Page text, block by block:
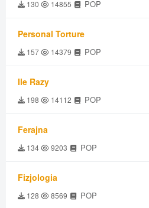
130 14855 POP
Personal Torture
157 14379 POP
Ile Razy
198 14112 POP
Ferajna
134 9203 POP
Fizjologia
128 8569 POP